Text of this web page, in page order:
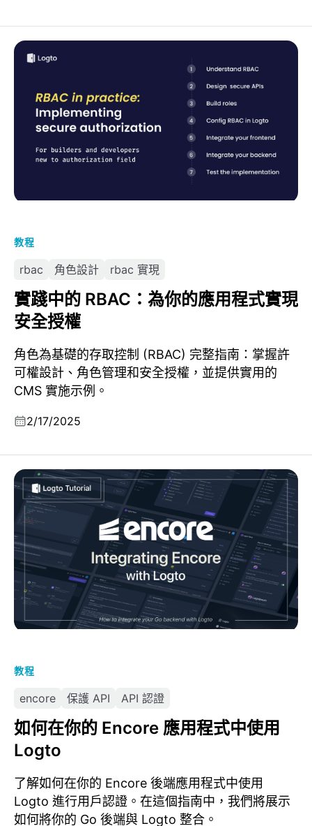
教程
rbac 角色設計 rbac 實現
實踐中的 RBAC：為你的應用程式實現
安全授權
角色為基礎的存取控制 (RBAC) 完整指南：掌握許
可權設計、角色管理和安全授權，並提供實用的
CMS 實施示例。
2/17/2025
實踐中的 RBAC：為你的應用程式實現安全授權
教程
encore 保護 API API 認證
如何在你的 Encore 應用程式中使用
Logto
了解如何在你的 Encore 後端應用程式中使用
Logto 進行用戶認證。在這個指南中，我們將展示
如何將你的 Go 後端與 Logto 整合。
如何在你的 Encore 應用程式中使用 Logto